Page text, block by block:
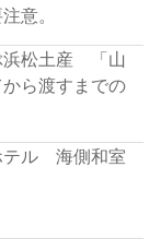
意。
浜松土産 「山
ら渡すまでの
テル 海側和室